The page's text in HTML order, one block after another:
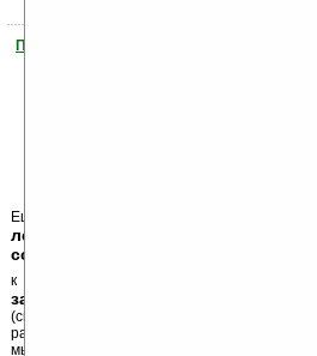
Помогите Ладошкам стать лучше
Еще раз обращаем внимание, что
лекарства, серийные номера, ключи
ссылки на варезные сайты
к публикации на нашем сайте в
запрещены
, как и
(спам). Мы поддерживаем авторов
развитие легального программного
мы призываем Вас поддерживать